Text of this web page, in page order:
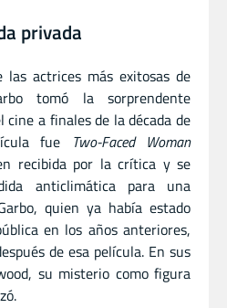
privada
actrices más exitosas de
tomó la sorprendente
a finales de la década de
fue
Two-Faced Woman
recibida por la crítica y se
anticlimática para una
quien ya había estado
en los años anteriores,
de esa película. En sus
su misterio como figura